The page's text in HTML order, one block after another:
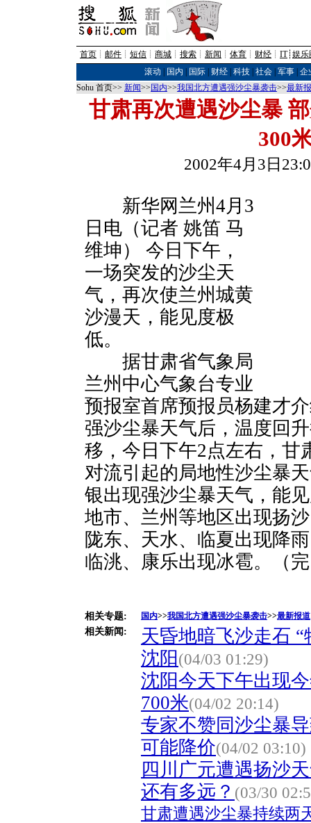
首页 ┊ 邮件 ┊ 短信 ┊ 商城 ┊ 搜索 ┊ 新闻 ┊ 体育 ┊ 财经 ┊ IT┊ 娱乐
滚动
国内 国际| 财经| 科技| 社会| 军事| 企
Sohu 首页>> 新闻>> 国内>>我国北方遭遇强沙尘暴袭击>>最新
甘肃再次遭遇沙尘暴
300
2002年4月3日
新华网兰州4月3
日电（记者 姚笛 马
维坤） 今日下午，
一场突发的沙尘天
气，再次使兰州城黄
沙漫天，能见度极
低。
据甘肃省气象局
兰州中心气象台专业
预报室首席预报员杨建才
强沙尘暴天气后，温度回
移，今日下午2点左右，甘
对流引起的局地性沙尘暴
银出现强沙尘暴天气，能
地市、兰州等地区出现扬
陇东、天水、临夏出现降
临洮、康乐出现冰雹。（
相关专题: 国内>>我国北方遭遇强沙尘暴袭击>>最新报道
相关新闻:
天昏地暗飞沙走石
沈阳 (04/03 01:29)
沈阳今天下午出现
700米(04/02 20:14)
专家不赞同沙尘暴
可能降价(04/02 03:10)
四川广元遭遇扬沙
还有多远？ (03/30
甘肃遭遇沙尘暴持续两